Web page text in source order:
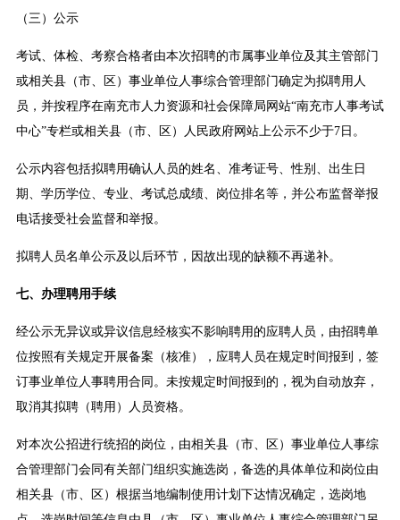
（三）公示
考试、体检、考察合格者由本次招聘的市属事业单位及其主管部门
或相关县（市、区）事业单位人事综合管理部门确定为拟聘用人
员，并按程序在南充市人力资源和社会保障局网站“南充市人事考试
中心”专栏或相关县（市、区）人民政府网站上公示不少于7日。
公示内容包括拟聘用确认人员的姓名、准考证号、性别、出生日
期、学历学位、专业、考试总成绩、岗位排名等，并公布监督举报
电话接受社会监督和举报。
拟聘人员名单公示及以后环节，因故出现的缺额不再递补。
七、办理聘用手续
经公示无异议或异议信息经核实不影响聘用的应聘人员，由招聘单
位按照有关规定开展备案（核准），应聘人员在规定时间报到，签
订事业单位人事聘用合同。未按规定时间报到的，视为自动放弃，
取消其拟聘（聘用）人员资格。
对本次公招进行统招的岗位，由相关县（市、区）事业单位人事综
合管理部门会同有关部门组织实施选岗，备选的具体单位和岗位由
相关县（市、区）根据当地编制使用计划下达情况确定，选岗地